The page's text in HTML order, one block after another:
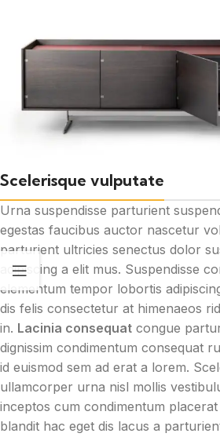
Scelerisque vulputate
Urna suspendisse parturient
egestas faucibus auctor nascetur
parturient ultricies senectus dolor
adipiscing a elit mus. Suspendisse
elementum tempor lobortis
dis felis consectetur at himenaeos
in. Lacinia consequat congue
dignissim condimentum consequat
id euismod sem ad erat a lorem.
ullamcorper urna nisl mollis
inceptos cum condimentum placerat
blandit hac eget dis lacus a